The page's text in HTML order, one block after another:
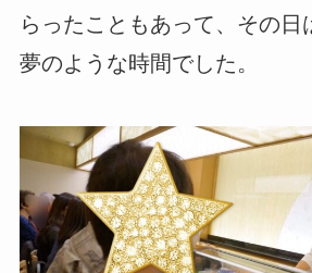
らったこともあって、その日
夢のような時間でした。